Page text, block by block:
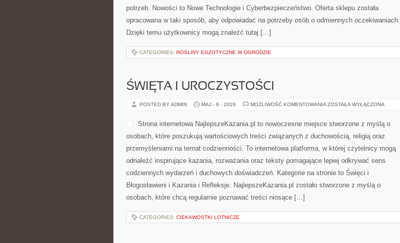
potrzeb. Nowości to Nowe Technologie i Cyberbezpieczeństwo. Oferta sklepu została
opracowana w taki sposób, aby odpowiadać na potrzeby osób o odmiennych oczekiwaniach.
Dzięki temu użytkownicy mogą znaleźć tutaj […]
CATEGORIES: ROŚLINY EGZOTYCZNE W OGRODZIE
ŚWIĘTA I UROCZYSTOŚCI
POSTED BY ADMIN MAJ - 6 - 2026 MOŻLIWOŚĆ KOMENTOWANIA ŚWIĘTA
ZOSTAŁA WYŁĄCZONA
Strona internetowa NajlepszeKazania.pl to nowoczesne miejsce stworzone z myślą o
osobach, które poszukują wartościowych treści związanych z duchowością, religią oraz
przemyśleniami na temat codzienności. To internetowa platforma, w której czytelnicy mogą
odnaleźć inspirujące kazania, rozważania oraz teksty pomagające lepiej odkrywać sens
codziennych wydarzeń i duchowych doświadczeń. Kategorie na stronie to Święci i
Błogosławieni i Kazania i Refleksje. NajlepszeKazania.pl zostało stworzone z myślą o
osobach, które chcą regularnie poznawać treści niosące […]
CATEGORIES: CIEKAWOSTKI LOTNICZE